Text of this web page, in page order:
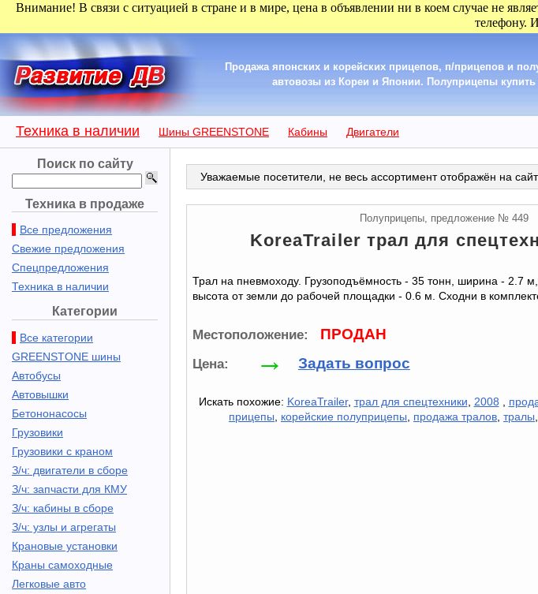
Внимание! В связи с ситуацией в стране и в мире, цена в объявлении ни в коем случае не
телефону.
Продажа японских и корейских прицепов, п/прицепов и
автовозы из Кореи и Японии. Полуприцепы купить
Техника в наличии Шины GREENSTONE Кабины Двигатели
Поиск по сайту
Техника в продаже
Все предложения
Свежие предложения
Спецпредложения
Техника в наличии
Категории
Все категории
GREENSTONE шины
Автобусы
Автовышки
Бетононасосы
Грузовики
Грузовики с краном
З/ч: двигатели в сборе
З/ч: запчасти для КМУ
З/ч: кабины в сборе
З/ч: узлы и агрегаты
Крановые установки
Краны самоходные
Легковые авто
Уважаемые посетители, не весь ассортимент отображён на
Полуприцепы, предложение № 449
KoreaTrailer трал для
Трал на пневмоходу. Грузоподъёмность - 35 тонн, ширина - 2.7
высота от земли до рабочей площадки - 0.6 м. Сходни в
Местоположение: ПРОДАН
Цена: → Задать вопрос
Искать похожие: KoreaTrailer, трал для спецтехники, 2008 ,
прицепы, корейские полуприцепы, продажа тралов, тралы,